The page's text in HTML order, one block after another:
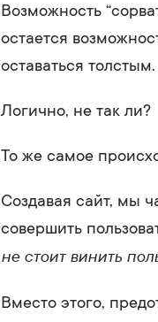
Возможность
остается
оставаться
Логично, не так ли?
То же самое
Создавая сайт, мы
совершить
не стоит винить
Вместо этого,